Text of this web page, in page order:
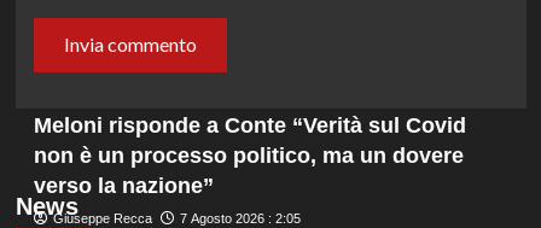
News
Meloni risponde a Conte “Verità sul Covid
non è un processo politico, ma un dovere
verso la nazione”
Giuseppe Recca 7 Agosto 2026 : 2:05